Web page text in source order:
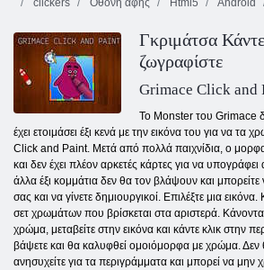
clickers
Οθόνη αφής Html5 Android
Γκριμάτσα
ζωγραφίστε
Grimace Click and
Το Monster του Grimace
έχει ετοιμάσει έξι κενά με την εικόνα του για να τα
Click and Paint. Μετά από πολλά παιχνίδια, ο
και δεν έχει πλέον αρκετές κάρτες για να
άλλα έξι κομμάτια δεν θα τον βλάψουν και μπορείτε
σας και να γίνετε δημιουργικοί. Επιλέξτε μια
σετ χρωμάτων που βρίσκεται στα αριστερά.
χρώμα, μεταβείτε στην εικόνα και κάντε κλικ στην
βάψετε και θα καλυφθεί ομοιόμορφα με χρώμα. Δεν
ανησυχείτε για τα περιγράμματα και μπορεί να μην